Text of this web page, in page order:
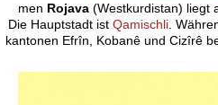
men Rojava (Westkurdistan) liegt
Die Hauptstadt ist Qamischli .
kantonen Efrîn, Kobanê und Cizîrê